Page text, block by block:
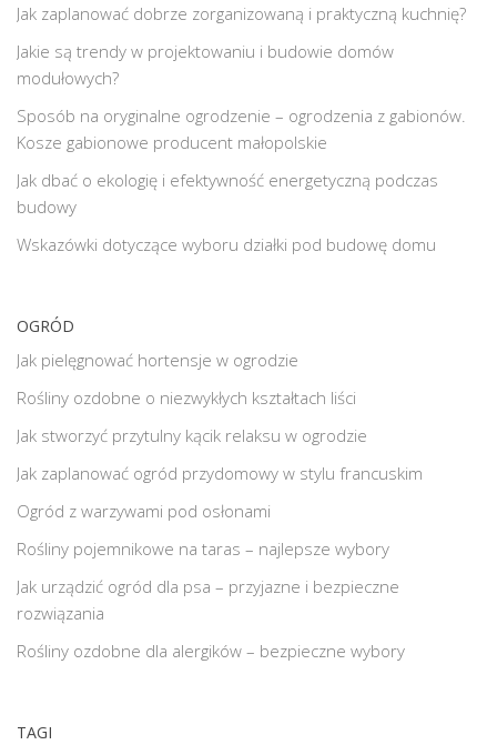
Jak zaplanować dobrze zorganizowaną i praktyczną kuchnię?
Jakie są trendy w projektowaniu i budowie domów
modułowych?
Sposób na oryginalne ogrodzenie – ogrodzenia z gabionów.
Kosze gabionowe producent małopolskie
Jak dbać o ekologię i efektywność energetyczną podczas
budowy
Wskazówki dotyczące wyboru działki pod budowę domu
OGRÓD
Jak pielęgnować hortensje w ogrodzie
Rośliny ozdobne o niezwykłych kształtach liści
Jak stworzyć przytulny kącik relaksu w ogrodzie
Jak zaplanować ogród przydomowy w stylu francuskim
Ogród z warzywami pod osłonami
Rośliny pojemnikowe na taras – najlepsze wybory
Jak urządzić ogród dla psa – przyjazne i bezpieczne
rozwiązania
Rośliny ozdobne dla alergików – bezpieczne wybory
TAGI